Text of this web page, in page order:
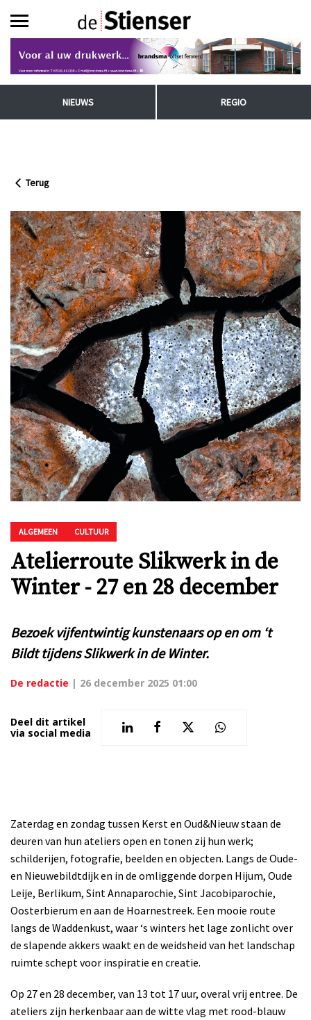
NIEUWS REGIO
Terug
ALGEMEEN CULTUUR
Atelierroute Slikwerk in de
Winter - 27 en 28 december
Bezoek vijfentwintig kunstenaars op en om ‘t
Bildt tijdens Slikwerk in de Winter.
De redactie | 26 december 2025 01:00
Deel dit artikel
via social media
Zaterdag en zondag tussen Kerst en Oud&Nieuw staan de
deuren van hun ateliers open en tonen zij hun werk;
schilderijen, fotografie, beelden en objecten. Langs de Oude-
en Nieuwebildtdijk en in de omliggende dorpen Hijum, Oude
Leije, Berlikum, Sint Annaparochie, Sint Jacobiparochie,
Oosterbierum en aan de Hoarnestreek. Een mooie route
langs de Waddenkust, waar ‘s winters het lage zonlicht over
de slapende akkers waakt en de weidsheid van het landschap
ruimte schept voor inspiratie en creatie.
Op 27 en 28 december, van 13 tot 17 uur, overal vrij entree. De
ateliers zijn herkenbaar aan de witte vlag met rood-blauw